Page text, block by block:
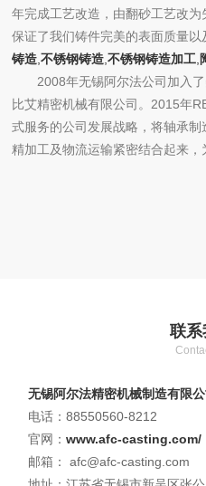
年完成工艺改造，由翻砂工艺改
保证了我们铸件完美的表面质量
铸造,不锈钢铸造,不锈钢铸造加工,
2008年无锡阿尔法公司加入
比艾精密机械有限公司。2015年
式服务的公司发展战略，将轴承
精加工及物流运输紧密结合起来，
联系
无锡阿尔法精密机械制造有限公
电话：88550560-8212
官网：www.afc-casting.com/
邮箱： afc@afc-casting.com